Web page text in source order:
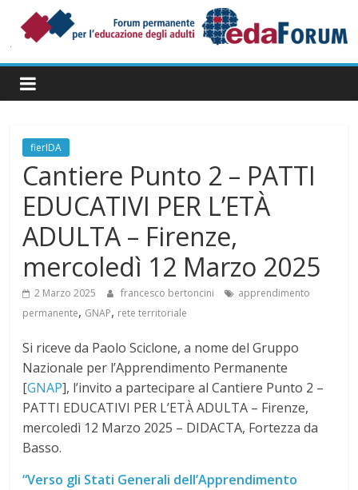
contenuto
Permanente
per
AdultifierIDA
Cantiere Punto 2 – PATTI
EDUCATIVI PER L’ETÀ
ADULTA – Firenze,
mercoledì 12 Marzo 2025
2 Marzo 2025 francesco bertoncini
apprendimento
permanente, GNAP, rete territoriale
Si riceve da Paolo Sciclone, a nome del Gruppo
Nazionale per l’Apprendimento Permanente
[GNAP], l’invito a partecipare al Cantiere Punto 2 –
PATTI EDUCATIVI PER L’ETÀ ADULTA – Firenze,
mercoledì 12 Marzo 2025 – DIDACTA, Fortezza da
Basso.
“Verso gli Stati Generali dell’Apprendimento